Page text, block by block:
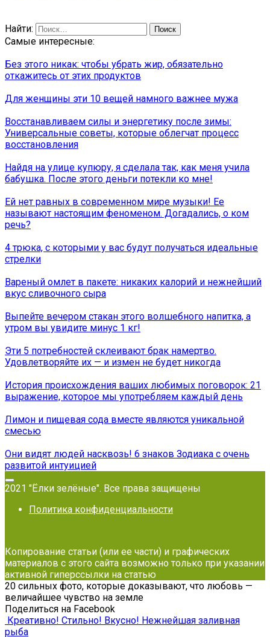
Найти:
Самые интересные:
Без этого никак: чтобы убрать жир, обязательно
откажитесь от этих продуктов
Для женщины эти 10 вещей намного важнее мужа
Восстанавливаем силы и энергетику после зимы:
Универсальные советы, которые облегчат процесс
восстановления
Найдя на улице купюру, я сделала так, как меня учила
бабушка. После этого деньги потекли ко мне!
Ей нет равных в современном мире музыки! Ее
называют настоящим феноменом. Догадались, о ком
речь?
4 трюка, с которыми у вас будут получаться идеальные
стрелки
Вареный омлет в пакете: никаких калорий и нежнейший
вкус сливочного сыра
Выпейте вечером стакан этого волшебного напитка, а
утром вы увидите минус 1 кг!
Эти 5 потребностей склеивают брак намертво.
Удовлетворяйте их — и измен не будет никогда
История происхождения ваших любимых поговорок: 21
выражение, которое мы употребляем каждый день
Лимон и пищевая сода вместе являются уникальной
смесью
Они видят людей насквозь! 6 знаков Зодиака с очень
развитой интуицией
2021 "Ёлки зелёные". Все права защищены
Политика конфиденциальности
Копирование статьи (или ее части) и графических
материалов с этого сайта возможно только при указании
активной гиперссылки на статью
20 сильных фото, которые доказывают, что любовь —
величайшее чувство на земле
Поделиться на Facebook
Креативно! Стильно! Вкусно! Нежнейшая заливная
рыба